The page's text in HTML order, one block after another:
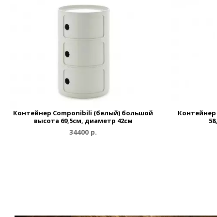
Контейнер Componibili (белый) большой
высота 69,5см, диаметр 42см
34400 р.